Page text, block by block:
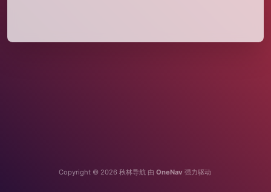
Copyright © 2026 秋林导航由 OneNav 强力驱动